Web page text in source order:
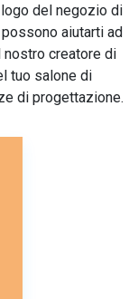
del negozio di
aiutarti ad
nostro creatore di
tuo salone di
di progettazione.